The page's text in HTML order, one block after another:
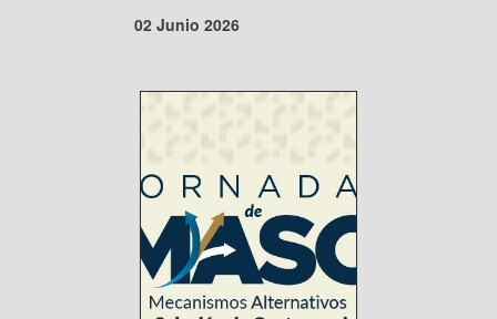
02 Junio 2026